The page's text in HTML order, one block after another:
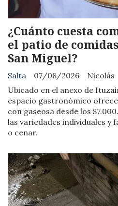
¿Cuánto cuesta
el patio de
San Miguel?
Nicolás
Salta
07/08/2026
Ubicado en el anexo de
espacio gastronómico
con gaseosa desde los
las variedades individuales y
o cenar.